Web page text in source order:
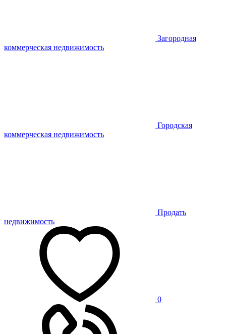
Загородная
коммерческая недвижимость
Городская
коммерческая недвижимость
Продать
недвижимость
0